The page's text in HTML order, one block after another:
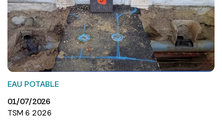
EAU POTABLE
01/07/2026
TSM 6 2026